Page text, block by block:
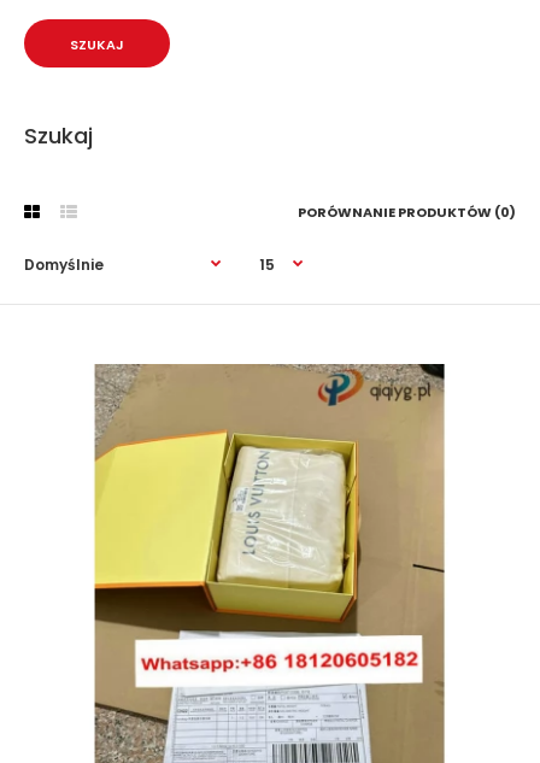
Szukaj
PORÓWNANIE PRODUKTÓW (0)